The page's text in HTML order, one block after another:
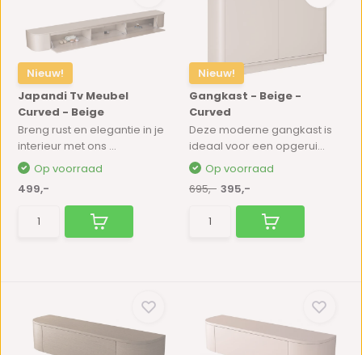
Nieuw!
Japandi Tv Meubel
Curved - Beige
Breng rust en elegantie in je
interieur met ons ...
Op voorraad
499,-
Nieuw!
Gangkast - Beige -
Curved
Deze moderne gangkast is
ideaal voor een opgerui...
Op voorraad
695,- 395,-